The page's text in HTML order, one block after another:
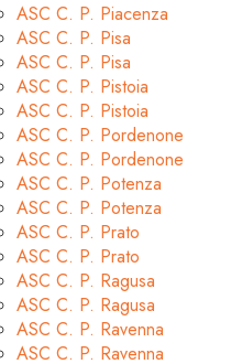
ASC C. P. Piacenza
ASC C. P. Pisa
ASC C. P. Pisa
ASC C. P. Pistoia
ASC C. P. Pistoia
ASC C. P. Pordenone
ASC C. P. Pordenone
ASC C. P. Potenza
ASC C. P. Potenza
ASC C. P. Prato
ASC C. P. Prato
ASC C. P. Ragusa
ASC C. P. Ragusa
ASC C. P. Ravenna
ASC C. P. Ravenna